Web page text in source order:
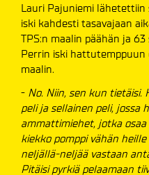
Lauri Pajuniemi lähetettiin
iski kahdesti tasavajaan
TPS:n maalin päähän ja
Perrin iski
maalin.
- No. Niin, sen kun tietäisi.
peli ja sellainen peli, jossa
ammattimiehet, jotka
kiekko pomppi vähän
neljällä-neljää vastaan
Pitäisi pyrkiä pelaamaan